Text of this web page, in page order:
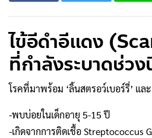
ไข้อีดำอีแดง
ที่กำลังระบาดช่ว
โรคที่มาพร้อม ‘ลิ้นสตรอว์เบอร์รี่’ แล
-พบบ่อยในเด็กอายุ 5-15 ปี
-เกิดจากการติดเชื้อ Streptococcus